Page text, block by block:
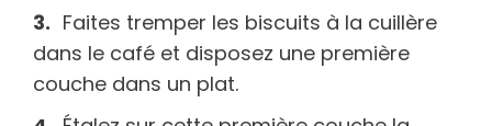
Faites tremper les biscuits à la cuillère
dans le café et disposez une première
couche dans un plat.